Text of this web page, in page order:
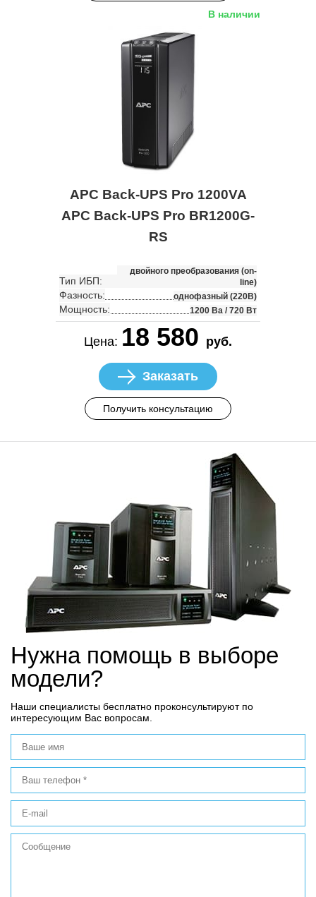
В наличии
APC Back-UPS Pro 1200VA
APC Back-UPS Pro BR1200G-
RS
Тип ИБП:
двойного преобразования (on-
line)
Фазность: однофазный (220В)
Мощность: 1200 Ва / 720 Вт
Цена: 18 580 руб.
Заказать
Получить консультацию
Нужна помощь в выборе
модели?
Наши специалисты бесплатно проконсультируют по
интересующим Вас вопросам.